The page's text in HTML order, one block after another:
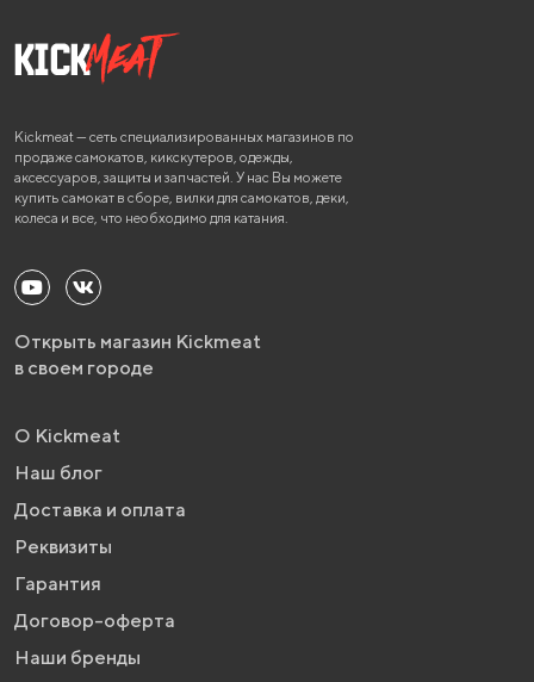
Kickmeat — сеть специализированных магазинов по
продаже самокатов, кикскутеров, одежды,
аксессуаров, защиты и запчастей. У нас Вы можете
купить самокат в сборе, вилки для самокатов, деки,
колеса и все, что необходимо для катания.
Открыть магазин Kickmeat
в своем городе
О Kickmeat
Наш блог
Доставка и оплата
Реквизиты
Гарантия
Договор-оферта
Наши бренды